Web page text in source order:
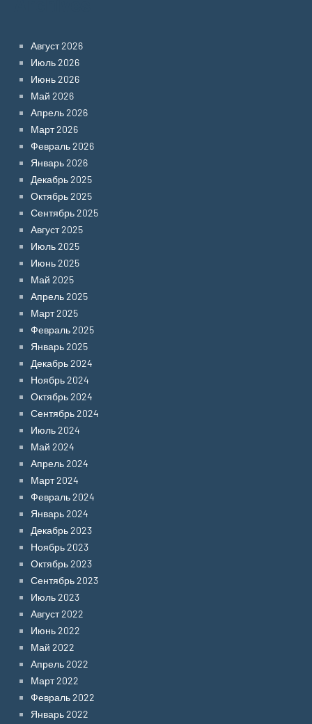
Август 2026
Июль 2026
Июнь 2026
Май 2026
Апрель 2026
Март 2026
Февраль 2026
Январь 2026
Декабрь 2025
Октябрь 2025
Сентябрь 2025
Август 2025
Июль 2025
Июнь 2025
Май 2025
Апрель 2025
Март 2025
Февраль 2025
Январь 2025
Декабрь 2024
Ноябрь 2024
Октябрь 2024
Сентябрь 2024
Июль 2024
Май 2024
Апрель 2024
Март 2024
Февраль 2024
Январь 2024
Декабрь 2023
Ноябрь 2023
Октябрь 2023
Сентябрь 2023
Июль 2023
Август 2022
Июнь 2022
Май 2022
Апрель 2022
Март 2022
Февраль 2022
Январь 2022